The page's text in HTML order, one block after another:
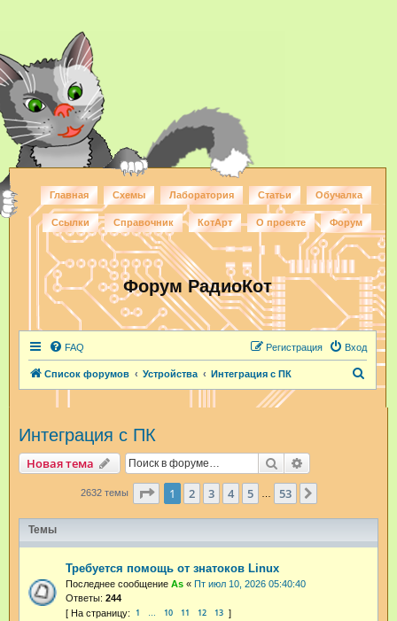
Главная Схемы Лаборатория Статьи Обучалка
Ссылки Справочник КотАрт О проекте Форум
Форум РадиоКот
FAQ Вход
Регистрация
Список форумов Устройства Интеграция с ПК
Интеграция с ПК
Новая тема Поиск
2632 темы Страница из 53
1 2 3 4 5 53
Темы
Требуется помощь от знатоков Linux
Последнее сообщение As « Пт июл 10, 2026 05:40:40
Ответы: 244
1 … 10 11 12 13